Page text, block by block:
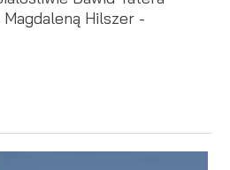
Hilszer -